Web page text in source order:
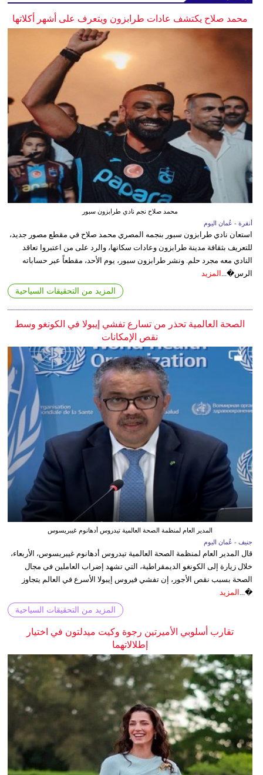
محمد صلاح يكتشف عادات طرابزون ويتعرف على أشهر أكلاتها
محمد صلاح نجم نادي طرابزون سبور
أنقرة - عُمان اليوم
استعان نادي طرابزون سبور بنجمه المصري محمد صلاح في مقطع مصور جديد،
للتعريف بثقافة مدينة طرابزون وعادات سكانها، والرد على من اعتبروا تعاقد
النادي معه مجرد حلم. ونشر طرابزون سبور، يوم الأحد، مقطعاً عبر حساباته
الرس�... المزيد
المزيد من التحقيقات السياحية
الصحة العالمية تحذر من تسارع تفشي إيبولا في الكونغو وسط
نقص الإمكانات
المدير العام لمنظمة الصحة العالمية تيدروس أدهانوم غيبريسوس
جنيف - عُمان اليوم
قال المدير العام لمنظمة الصحة العالمية تيدروس أدهانوم غيبريسوس، الأربعاء،
خلال زيارة إلى الكونغو الديمقراطية، التي تشهد إضراب العاملين في مجال
الصحة بسبب نقص الأجور، إن تفشي فيروس إيبولا الأسرع في العالم يتجاوز
�... المزيد
المزيد من التحقيقات السياحية
تقارب أسلوبي الأميرتين رجوة وكيت ميدلتون في اختيار
إطلالاتهما